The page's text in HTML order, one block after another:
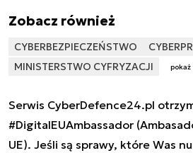
Zobacz również
CYBERBEZPIECZEŃSTWO
MINISTERSTWO CYFRYZACJI
Serwis CyberDefence24.pl
#DigitalEUAmbassador
UE). Jeśli są sprawy, które Was